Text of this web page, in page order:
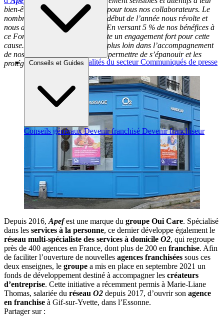
Brèves et actus Actualités du secteur Communiqués de presse
Conseils et Guides
Conseils généraux Devenir franchisé Devenir franchiseur
bien-être et à leur santé, comme pour tous nos collaborateurs. Le
nombre de féminicides depuis le début de l’année nous révolte et
nous avons tous un rôle à jouer. En versant 5 % de nos bénéfices à
ce Fonds d’action,
manifeste un engagement fort pour cette
cause. Cela nous permet d’aller plus loin dans l’accompagnement
de nos collaborateurs, pour leur permettre de s’épanouir et les
protéger. »
Depuis 2016, Apefest une marque du groupe Oui Care. Spécialisé
dans les services à la personne, ce dernier développe également le
réseau multi-spécialiste des services à domicile O2, qui regroupe
près de 400 agences en France, dont plus de 200 en franchise. Afin
de faciliter l’ouverture de nouvelles agences franchisées sous ces
deux enseignes, le groupe a mis en place en septembre 2021 un
fonds de développement destiné à accompagner les créateurs
d’entreprise. Cette initiative a récemment permis à Marie-Liane
Thomas, salariée du réseau O2 depuis 2017, d’ouvrir son agence
en franchise à Gif-sur-Yvette, dans l’Essonne.
Partager sur :